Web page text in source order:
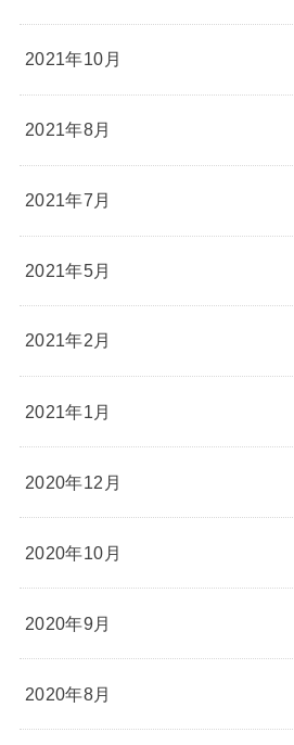
2021年10月
2021年8月
2021年7月
2021年5月
2021年2月
2021年1月
2020年12月
2020年10月
2020年9月
2020年8月